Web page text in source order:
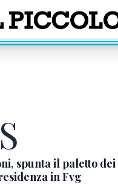
spunta il paletto dei
in Fvg